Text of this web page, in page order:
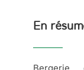
En